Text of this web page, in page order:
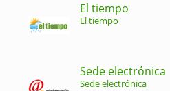
El tiempo
El tiempo
Sede electrónica
Sede electrónica